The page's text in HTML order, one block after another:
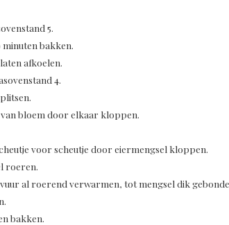
5.
minuten bakken.
afkoelen.
4.
bloem door elkaar kloppen.
voor scheutje door eiermengsel kloppen.
roeren.
al roerend verwarmen, tot mengsel dik
bakken.